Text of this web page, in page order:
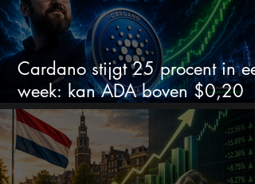
Cardano stijgt 25 procent in
week: kan ADA boven $0,20
blijven?